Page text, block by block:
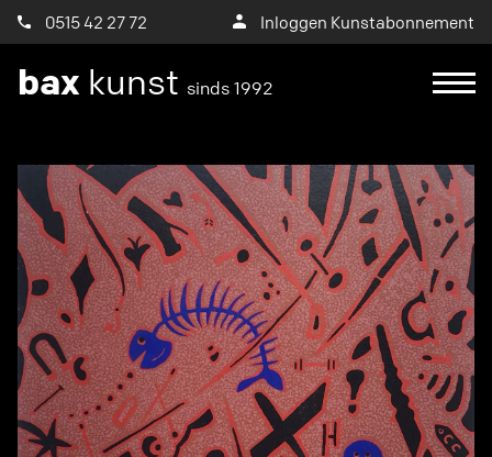
0515 42 27 72 Inloggen Kunstabonnement
bax kunst sinds 1992